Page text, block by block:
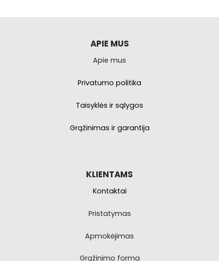
APIE MUS
Apie mus
Privatumo politika
Taisyklės ir sąlygos
Grąžinimas ir garantija
KLIENTAMS
Kontaktai
Pristatymas
Apmokėjimas
Grąžinimo forma